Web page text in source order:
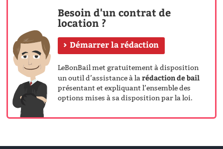
Besoin d'un contrat de
location ?
Démarrer la rédaction
LeBonBail met gratuitement à disposition
un outil d’assistance à larédaction de bail
présentant et expliquant l’ensemble des
options mises à sa disposition par la loi.